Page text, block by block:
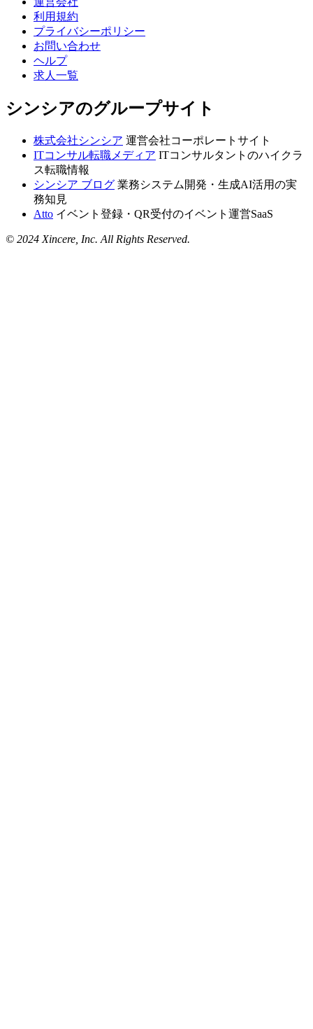
利用規約
プライバシーポリシー
お問い合わせ
ヘルプ
求人一覧
シンシアのグループサイト
株式会社シンシア 運営会社コーポレートサイト
ITコンサル転職メディア ITコンサルタントのハイクラ
ス転職情報
シンシア ブログ 業務システム開発・生成AI活用の実
務知見
Atto イベント登録・QR受付のイベント運営SaaS
© 2024 Xincere, Inc. All Rights Reserved.